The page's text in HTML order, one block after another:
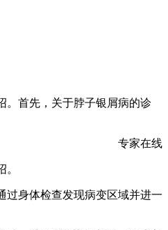
。首先，关于脖子银屑病的诊
专家在线
过身体检查发现病变区域并进一